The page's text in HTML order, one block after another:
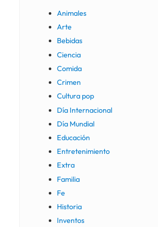
Animales
Arte
Bebidas
Ciencia
Comida
Crimen
Cultura pop
Día Internacional
Día Mundial
Educación
Entretenimiento
Extra
Familia
Fe
Historia
Inventos